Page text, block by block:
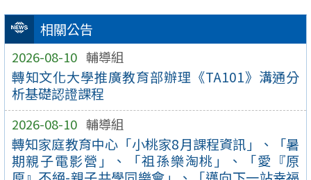
相關公告
2026-08-10 輔導組
轉知文化大學推廣教育部辦理《TA101》溝通分
析基礎認證課程
2026-08-10 輔導組
轉知家庭教育中心「小桃家8月課程資訊」、「暑
期親子電影營」、「祖孫樂淘桃」、「愛『原